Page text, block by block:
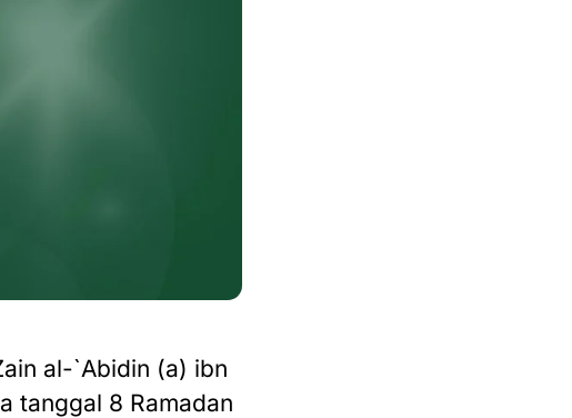
al-`Abidin (a) ibn
tanggal 8 Ramadan